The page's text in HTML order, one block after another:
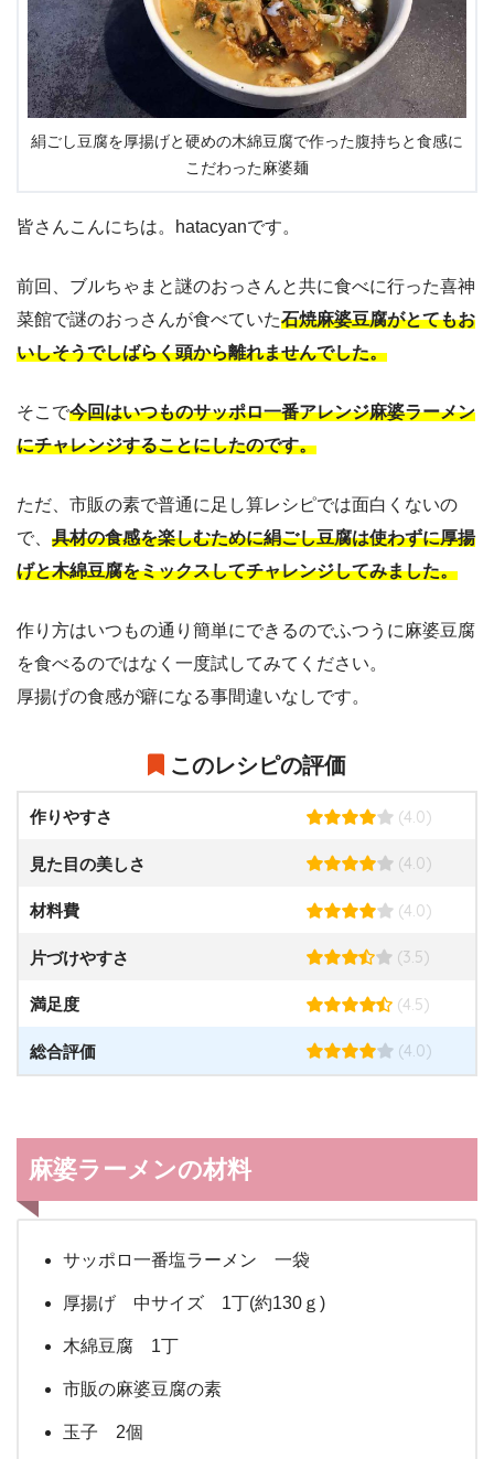
絹ごし豆腐を厚揚げと硬めの木綿豆腐で作った腹持ちと食感に
こだわった麻婆麺
皆さんこんにちは。hatacyanです。
前回、ブルちゃまと謎のおっさんと共に食べに行った喜神
菜館で謎のおっさんが食べていた石焼麻婆豆腐がとてもお
いしそうでしばらく頭から離れませんでした。
そこで今回はいつものサッポロ一番アレンジ麻婆ラーメン
にチャレンジすることにしたのです。
ただ、市販の素で普通に足し算レシピでは面白くないの
で、 具材の食感を楽しむために絹ごし豆腐は使わずに厚揚
げと木綿豆腐をミックスしてチャレンジしてみました。
作り方はいつもの通り簡単にできるのでふつうに麻婆豆腐
を食べるのではなく一度試してみてください。
厚揚げの食感が癖になる事間違いなしです。
このレシピの評価
作りやすさ (4.0)
見た目の美しさ (4.0)
材料費 (4.0)
片づけやすさ (3.5)
満足度 (4.5)
総合評価 (4.0)
麻婆ラーメンの材料
サッポロ一番塩ラーメン 一袋
厚揚げ 中サイズ 1丁(約130ｇ)
木綿豆腐 1丁
市販の麻婆豆腐の素
玉子 2個